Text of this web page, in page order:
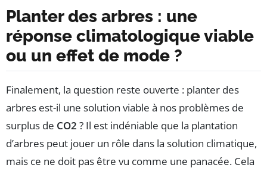
Planter des arbres : une
réponse climatologique viable
ou un effet de mode ?
Finalement, la question reste ouverte : planter des
arbres est-il une solution viable à nos problèmes de
surplus de CO2 ? Il est indéniable que la plantation
d’arbres peut jouer un rôle dans la solution climatique,
mais ce ne doit pas être vu comme une panacée. Cela